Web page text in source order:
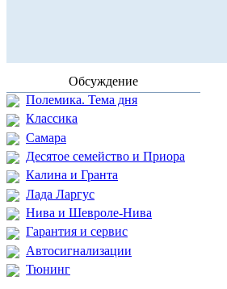
Обсуждение
Полемика. Тема дня
Классика
Самара
Десятое семейство и Приора
Калина и Гранта
Лада Ларгус
Нива и Шевроле-Нива
Гарантия и сервис
Автосигнализации
Тюнинг